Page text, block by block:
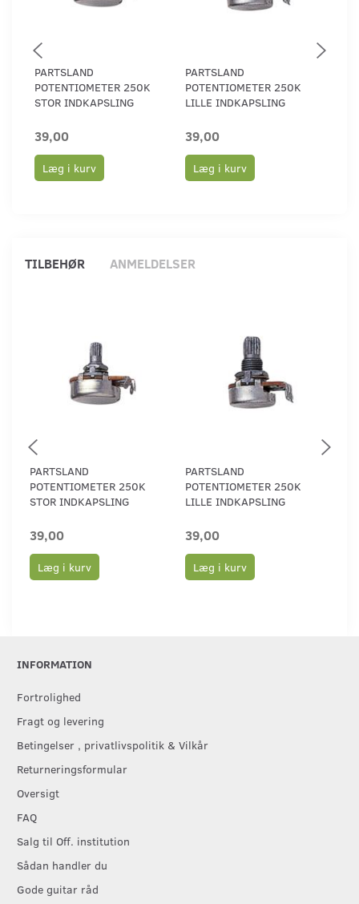
PARTSLAND
POTENTIOMETER 250K
STOR INDKAPSLING
39,00
Læg i kurv
PARTSLAND
POTENTIOMETER 250K
LILLE INDKAPSLING
39,00
Læg i kurv
TILBEHØR ANMELDELSER
PARTSLAND
POTENTIOMETER 250K
STOR INDKAPSLING
39,00
Læg i kurv
PARTSLAND
POTENTIOMETER 250K
LILLE INDKAPSLING
39,00
Læg i kurv
INFORMATION
Fortrolighed
Fragt og levering
Betingelser , privatlivspolitik & Vilkår
Returneringsformular
Oversigt
FAQ
Salg til Off. institution
Sådan handler du
Gode guitar råd